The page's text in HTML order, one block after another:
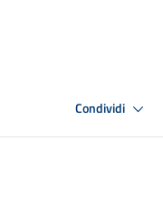
Condividi